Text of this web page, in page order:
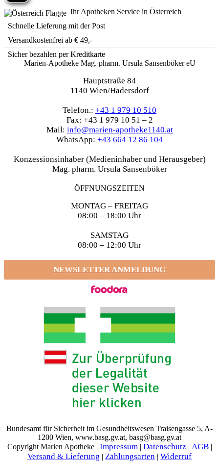
Ihr Apotheken Service in Österreich
Schnelle Lieferung mit der Post
Versandkostenfrei ab € 49,-
Sicher bezahlen per Kreditkarte
Marien-Apotheke Mag. pharm. Ursula Sansenböker eU
Hauptstraße 84
1140 Wien/Hadersdorf
Telefon.: +43 1 979 10 510
Fax: +43 1 979 10 51 – 2
Mail: info@marien-apotheke1140.at
WhatsApp: +43 664 12 86 104
Konzessionsinhaber (Medieninhaber und Herausgeber)
Mag. pharm. Ursula Sansenböker
ÖFFNUNGSZEITEN
MONTAG – FREITAG
08:00 – 18:00 Uhr
SAMSTAG
08:00 – 12:00 Uhr
NEWSLETTER ANMELDUNG
Bundesamt für Sicherheit im Gesundheitswesen Traisengasse 5, A-
1200 Wien, www.basg.gv.at, basg@basg.gv.at
Copyright Marien Apotheke | Impressum | Datenschutz | AGB|
Versand & Lieferung | Zahlungsarten | Widerruf